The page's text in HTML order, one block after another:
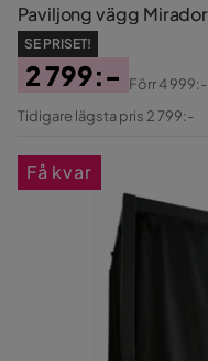
SE PRISET!
Pris
2 799:-
Original
Förr4 999:-
Tidigare lägsta pris 2 799:-
Få kvar